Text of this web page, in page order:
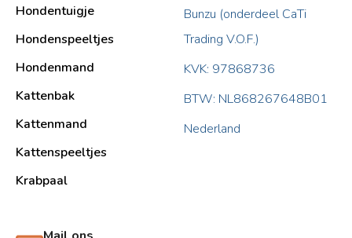
Hondentuigje
Hondenspeeltjes
Hondenmand
Kattenbak
Kattenmand
Kattenspeeltjes
Krabpaal​
Bunzu (onderdeel CaTi
Trading V.O.F.)
KVK: 97868736
BTW: NL868267648B01
Nederland